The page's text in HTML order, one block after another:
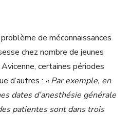
de méconnaissances
chez nombre de jeunes
certaines périodes
d’autres : « Par exemple, en
dates d’anesthésie générale
patientes sont dans trois